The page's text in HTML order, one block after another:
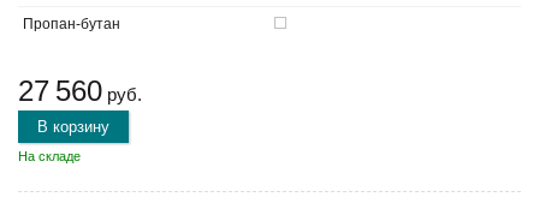
Пропан-бутан
27 560 руб.
В корзину
На складе